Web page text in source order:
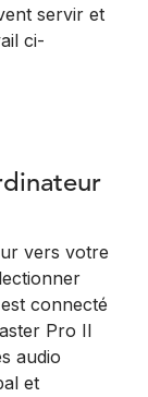
servir et
ci-
vers votre
connecté
Pro II
audio
et